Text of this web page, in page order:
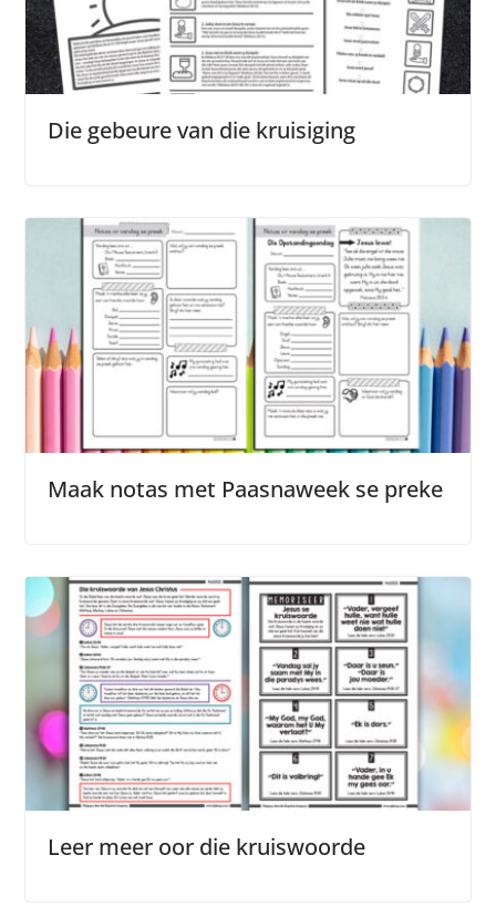
Die gebeure van die kruisiging
Maak notas met Paasnaweek se preke
Leer meer oor die kruiswoorde